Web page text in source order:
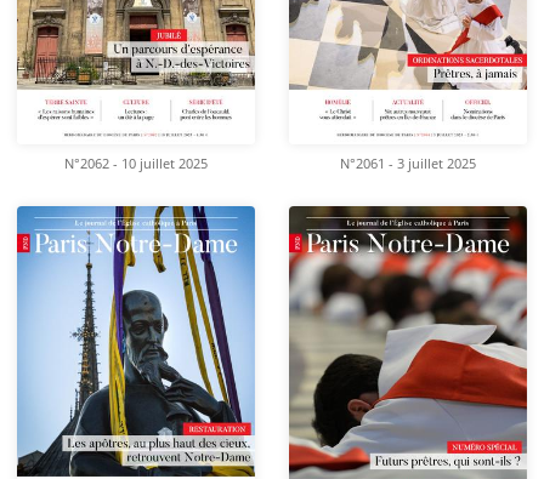
N°2062 - 10 juillet 2025 N°2061 - 3 juillet 2025